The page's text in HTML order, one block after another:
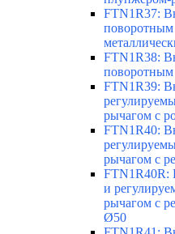
FTN1R37:
FTN1R38:
FTN1R39:
рычагом с
FTN1R40:
рычагом с
FTN1R40R:
и
рычагом с
Ø50